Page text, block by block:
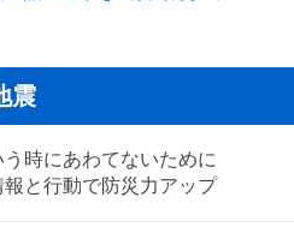
震
う時にあわてないために
報と行動で防災力アップ